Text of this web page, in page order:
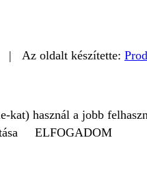
| Az oldalt készítette:
kat) használ a jobb
ELFOGADOM